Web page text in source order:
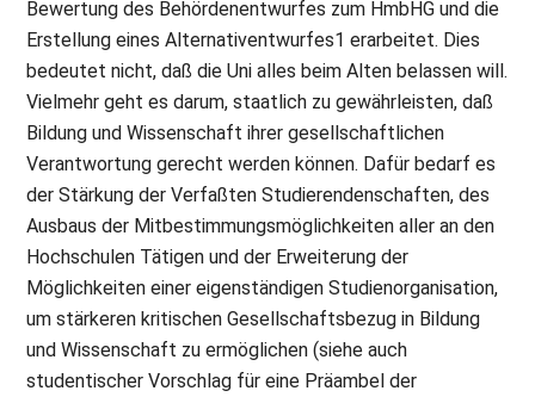
Bewertung des Behördenentwurfes zum HmbHG und die
Erstellung eines Alternativentwurfes1 erarbeitet. Dies
bedeutet nicht, daß die Uni alles beim Alten belassen will.
Vielmehr geht es darum, staatlich zu gewährleisten, daß
Bildung und Wissenschaft ihrer gesellschaftlichen
Verantwortung gerecht werden können. Dafür bedarf es
der Stärkung der Verfaßten Studierendenschaften, des
Ausbaus der Mitbestimmungsmöglichkeiten aller an den
Hochschulen Tätigen und der Erweiterung der
Möglichkeiten einer eigenständigen Studienorganisation,
um stärkeren kritischen Gesellschaftsbezug in Bildung
und Wissenschaft zu ermöglichen (siehe auch
studentischer Vorschlag für eine Präambel der